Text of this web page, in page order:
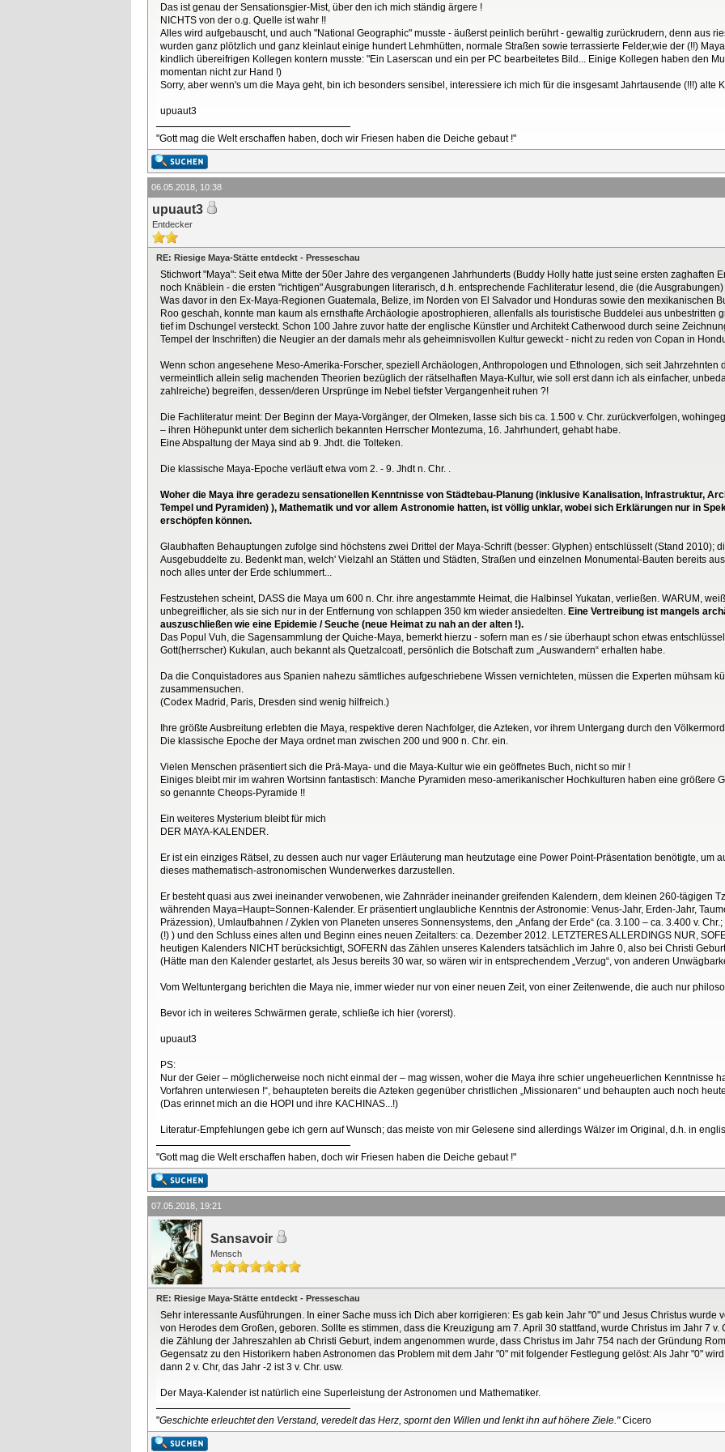
Das ist genau der Sensationsgier-Mist, über den ich mich ständig ärgere !
NICHTS von der o.g. Quelle ist wahr !!
Alles wird aufgebauscht, und auch "National Geographic" musste - äußerst peinlich berührt - gewaltig zurückrudern, denn aus
wurden ganz plötzlich und ganz kleinlaut einige hundert Lehmhütten, normale Straßen sowie terrassierte Felder,wie der (!!)
kindlich übereifrigen Kollegen kontern musste: "Ein Laserscan und ein per PC bearbeitetes Bild... Einige Kollegen haben den
momentan nicht zur Hand !)
Sorry, aber wenn's um die Maya geht, bin ich besonders sensibel, interessiere ich mich für die insgesamt Jahrtausende (!!!) alte
upuaut3
"Gott mag die Welt erschaffen haben, doch wir Friesen haben die Deiche gebaut !"
06.05.2018, 10:38
upuaut3
Entdecker
RE: Riesige Maya-Stätte entdeckt - Presseschau
Stichwort "Maya": Seit etwa Mitte der 50er Jahre des vergangenen Jahrhunderts (Buddy Holly hatte just seine ersten zaghaften
noch Knäblein - die ersten "richtigen" Ausgrabungen literarisch, d.h. entsprechende Fachliteratur lesend, die (die
Was davor in den Ex-Maya-Regionen Guatemala, Belize, im Norden von El Salvador und Honduras sowie den mexikanischen
Roo geschah, konnte man kaum als ernsthafte Archäologie apostrophieren, allenfalls als touristische Buddelei aus unbestritten
tief im Dschungel versteckt. Schon 100 Jahre zuvor hatte der englische Künstler und Architekt Catherwood durch seine
Tempel der Inschriften) die Neugier an der damals mehr als geheimnisvollen Kultur geweckt - nicht zu reden von Copan in
Wenn schon angesehene Meso-Amerika-Forscher, speziell Archäologen, Anthropologen und Ethnologen, sich seit
vermeintlich allein selig machenden Theorien bezüglich der rätselhaften Maya-Kultur, wie soll erst dann ich als einfacher,
zahlreiche) begreifen, dessen/deren Ursprünge im Nebel tiefster Vergangenheit ruhen ?!
Die Fachliteratur meint: Der Beginn der Maya-Vorgänger, der Olmeken, lasse sich bis ca. 1.500 v. Chr. zurückverfolgen,
– ihren Höhepunkt unter dem sicherlich bekannten Herrscher Montezuma, 16. Jahrhundert, gehabt habe.
Eine Abspaltung der Maya sind ab 9. Jhdt. die Tolteken.
Die klassische Maya-Epoche verläuft etwa vom 2. - 9. Jhdt n. Chr. .
Woher die Maya ihre geradezu sensationellen Kenntnisse von Städtebau-Planung (inklusive Kanalisation, Infrastruktur,
Tempel und Pyramiden) ), Mathematik und vor allem Astronomie hatten, ist völlig unklar, wobei sich Erklärungen nur in
erschöpfen können.
Glaubhaften Behauptungen zufolge sind höchstens zwei Drittel der Maya-Schrift (besser: Glyphen) entschlüsselt (Stand 2010);
Ausgebuddelte zu. Bedenkt man, welch' Vielzahl an Stätten und Städten, Straßen und einzelnen Monumental-Bauten bereits
noch alles unter der Erde schlummert...
Festzustehen scheint, DASS die Maya um 600 n. Chr. ihre angestammte Heimat, die Halbinsel Yukatan, verließen. WARUM,
unbegreiflicher, als sie sich nur in der Entfernung von schlappen 350 km wieder ansiedelten. Eine Vertreibung ist mangels
auszuschließen wie eine Epidemie / Seuche (neue Heimat zu nah an der alten !).
Das Popul Vuh, die Sagensammlung der Quiche-Maya, bemerkt hierzu - sofern man es / sie überhaupt schon etwas
Gott(herrscher) Kukulan, auch bekannt als Quetzalcoatl, persönlich die Botschaft zum „Auswandern“ erhalten habe.
Da die Conquistadores aus Spanien nahezu sämtliches aufgeschriebene Wissen vernichteten, müssen die Experten mühsam
zusammensuchen.
(Codex Madrid, Paris, Dresden sind wenig hilfreich.)
Ihre größte Ausbreitung erlebten die Maya, respektive deren Nachfolger, die Azteken, vor ihrem Untergang durch den
Die klassische Epoche der Maya ordnet man zwischen 200 und 900 n. Chr. ein.
Vielen Menschen präsentiert sich die Prä-Maya- und die Maya-Kultur wie ein geöffnetes Buch, nicht so mir !
Einiges bleibt mir im wahren Wortsinn fantastisch: Manche Pyramiden meso-amerikanischer Hochkulturen haben eine größere
so genannte Cheops-Pyramide !!
Ein weiteres Mysterium bleibt für mich
DER MAYA-KALENDER.
Er ist ein einziges Rätsel, zu dessen auch nur vager Erläuterung man heutzutage eine Power Point-Präsentation benötigte, um
dieses mathematisch-astronomischen Wunderwerkes darzustellen.
Er besteht quasi aus zwei ineinander verwobenen, wie Zahnräder ineinander greifenden Kalendern, dem kleinen 260-tägigen
währenden Maya=Haupt=Sonnen-Kalender. Er präsentiert unglaubliche Kenntnis der Astronomie: Venus-Jahr, Erden-Jahr,
Präzession), Umlaufbahnen / Zyklen von Planeten unseres Sonnensystems, den „Anfang der Erde“ (ca. 3.100 – ca. 3.400 v.
(!) ) und den Schluss eines alten und Beginn eines neuen Zeitalters: ca. Dezember 2012. LETZTERES ALLERDINGS NUR,
heutigen Kalenders NICHT berücksichtigt, SOFERN das Zählen unseres Kalenders tatsächlich im Jahre 0, also bei Christi
(Hätte man den Kalender gestartet, als Jesus bereits 30 war, so wären wir in entsprechendem „Verzug“, von anderen
Vom Weltuntergang berichten die Maya nie, immer wieder nur von einer neuen Zeit, von einer Zeitenwende, die auch nur
Bevor ich in weiteres Schwärmen gerate, schließe ich hier (vorerst).
upuaut3
PS:
Nur der Geier – möglicherweise noch nicht einmal der – mag wissen, woher die Maya ihre schier ungeheuerlichen Kenntnisse
Vorfahren unterwiesen !“, behaupteten bereits die Azteken gegenüber christlichen „Missionaren“ und behaupten auch noch
(Das erinnet mich an die HOPI und ihre KACHINAS...!)
Literatur-Empfehlungen gebe ich gern auf Wunsch; das meiste von mir Gelesene sind allerdings Wälzer im Original, d.h. in
"Gott mag die Welt erschaffen haben, doch wir Friesen haben die Deiche gebaut !"
07.05.2018, 19:21
Sansavoir
Mensch
RE: Riesige Maya-Stätte entdeckt - Presseschau
Sehr interessante Ausführungen. In einer Sache muss ich Dich aber korrigieren: Es gab kein Jahr "0" und Jesus Christus wurde
von Herodes dem Großen, geboren. Sollte es stimmen, dass die Kreuzigung am 7. April 30 stattfand, wurde Christus im Jahr 7
die Zählung der Jahreszahlen ab Christi Geburt, indem angenommen wurde, dass Christus im Jahr 754 nach der Gründung
Gegensatz zu den Historikern haben Astronomen das Problem mit dem Jahr "0" mit folgender Festlegung gelöst: Als Jahr "0"
dann 2 v. Chr, das Jahr -2 ist 3 v. Chr. usw.
Der Maya-Kalender ist natürlich eine Superleistung der Astronomen und Mathematiker.
"Geschichte erleuchtet den Verstand, veredelt das Herz, spornt den Willen und lenkt ihn auf höhere Ziele."Cicero